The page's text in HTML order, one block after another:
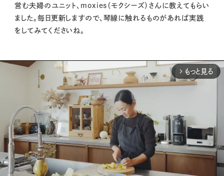
営む夫婦のユニット、moxies（モクシーズ）さんに教えてもらい
ました。毎日更新しますので、琴線に触れるものがあれば実践
をしてみてくださいね。
arrow_forward_ios もっと見る